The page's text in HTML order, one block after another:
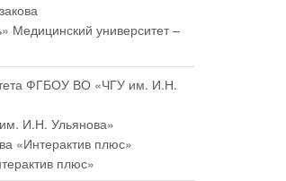
Медицинский университет –
ФГБОУ ВО «ЧГУ им. И.Н.
И.Н. Ульянова»
«Интерактив плюс»
плюс»